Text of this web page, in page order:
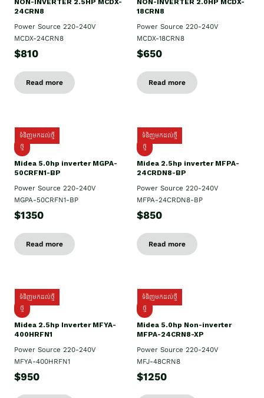
NON-INVERTER 2.5HP MCDX-
24CRN8
Power Source 220-240V
MCDX-24CRN8
$810
Read more
NON-INVERTER 2.0HP MCDX-
18CRN8
Power Source 220-240V
MCDX-18CRN8
$650
Read more
ទំនិញមកដល់ថ្មី
ថ្មី
Midea 5.0hp inverter MGPA-
50CRFN1-BP
Power Source 220-240V
MGPA-50CRFN1-BP
$1350
Read more
ទំនិញមកដល់ថ្មី
ថ្មី
Midea 2.5hp​ inverter MFPA-
24CRDN8-BP
Power Source 220-240V
MFPA-24CRDN8-BP
$850
Read more
ទំនិញមកដល់ថ្មី
ថ្មី
Midea 2.5hp Inverter MFYA-
400HRFN1
Power Source 220-240V
MFYA-400HRFN1
$950
ទំនិញមកដល់ថ្មី
ថ្មី
Midea 5.0hp Non-inverter
MFPA-24CRN8-XP
Power Source 220-240V
MFJ-48CRN8
$1250